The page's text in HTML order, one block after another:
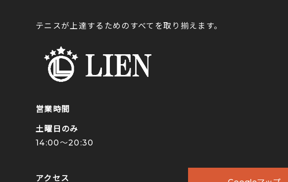
テニスが上達するためのすべてを取り揃えます。
営業時間
土曜日のみ
14:00〜20:30
アクセス